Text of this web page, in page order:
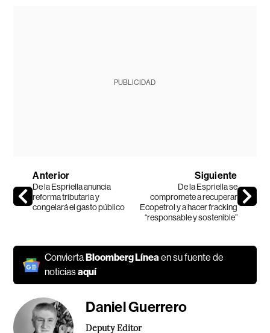
PUBLICIDAD
Anterior
De la Espriella anuncia
reforma tributaria y
congelará el gasto público
Siguiente
De la Espriella se
compromete a recuperar
Ecopetrol y a hacer fracking
“responsable y sostenible”
ConviertaBloomberg Líneaen su fuente de
noticiasaquí
Daniel Guerrero
Deputy Editor